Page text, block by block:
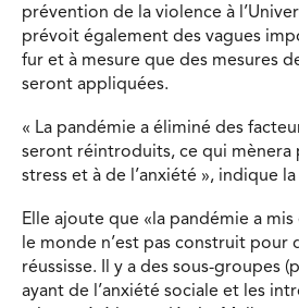
prévention de la violence à
prévoit également des vagues
fur et à mesure que des mesures
seront appliquées.
« La pandémie a éliminé des
seront réintroduits, ce qui mènera
stress et à de l’anxiété », indique
Elle ajoute que «la pandémie a
le monde n’est pas construit pour
réussisse. Il y a des sous-groupes
ayant de l’anxiété sociale et les